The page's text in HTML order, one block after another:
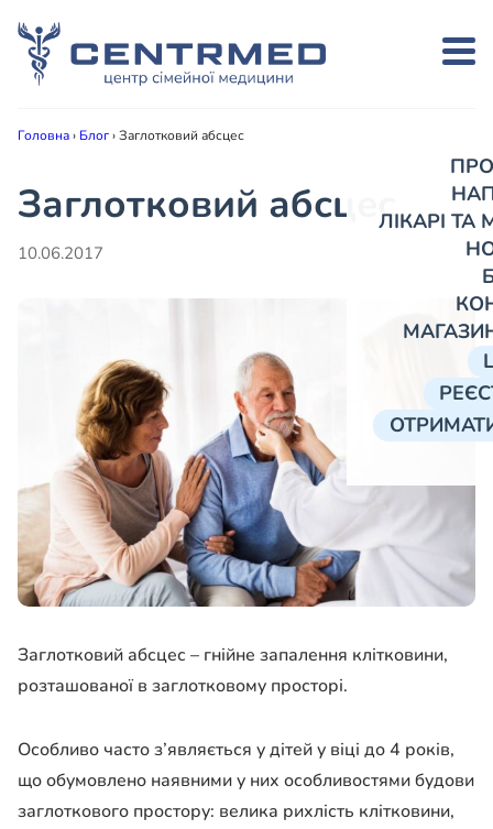
ЛІКАРІ
Головна› Блог›Заглотковий абсцес
Заглотковий абсцес
10.06.2017
Заглотковий абсцес – гнійне запалення клітковини,
розташованої в заглотковому просторі.
Особливо часто з’являється у дітей у віці до 4 років,
що обумовлено наявними у них особливостями будови
заглоткового простору: велика рихлість клітковини,